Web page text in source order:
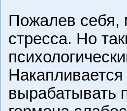
Пожалев себя,
стресса. Но
вырабатывать